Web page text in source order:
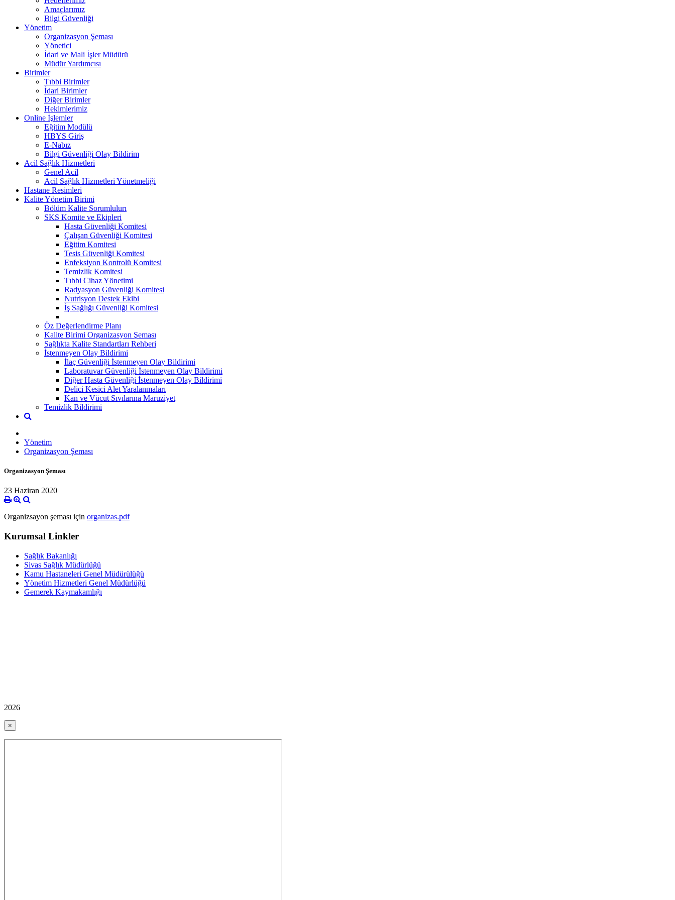
Amaçlarımız
Bilgi Güvenliği
Yönetim
Organizasyon Şeması
Yönetici
İdari ve Mali İşler Müdürü
Müdür Yardımcısı
Birimler
Tıbbi Birimler
İdari Birimler
Diğer Birimler
Hekimlerimiz
Online İşlemler
Eğitim Modülü
HBYS Giriş
E-Nabız
Bilgi Güvenliği Olay Bildirim
Acil Sağlık Hizmetleri
Genel Acil
Acil Sağlık Hizmetleri Yönetmeliği
Hastane Resimleri
Kalite Yönetim Birimi
Bölüm Kalite Sorumlulurı
SKS Komite ve Ekipleri
Hasta Güvenliği Komitesi
Çalışan Güvenliği Komitesi
Eğitim Komitesi
Tesis Güvenliği Komitesi
Enfeksiyon Kontrolü Komitesi
Temizlik Komitesi
Tıbbi Cihaz Yönetimi
Radyasyon Güvenliği Komitesi
Nutrisyon Destek Ekibi
İş Sağlığı Güvenliği Komitesi
Öz Değerlendirme Planı
Kalite Birimi Organizasyon Şeması
Sağlıkta Kalite Standartları Rehberi
İstenmeyen Olay Bildirimi
İlaç Güvenliği İstenmeyen Olay Bildirimi
Laboratuvar Güvenliği İstenmeyen Olay Bildirimi
Diğer Hasta Güvenliği İstenmeyen Olay Bildirimi
Delici Kesici Alet Yaralanmaları
Kan ve Vücut Sıvılarına Maruziyet
Temizlik Bildirimi
Yönetim
Organizasyon Şeması
Organizasyon Şeması
23 Haziran 2020
Organizsayon şeması için organizas.pdf
Kurumsal Linkler
Sağlık Bakanlığı
Sivas Sağlık Müdürlüğü
Kamu Hastaneleri Genel Müdürülüğü
Yönetim Hizmetleri Genel Müdürlüğü
Gemerek Kaymakamlığı
2026
×